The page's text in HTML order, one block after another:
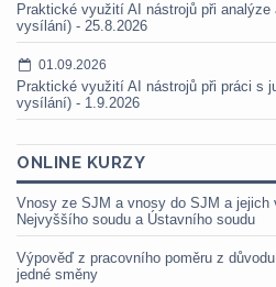
Praktické využití AI nástrojů při
vysílání) - 25.8.2026
01.09.2026
Praktické využití AI nástrojů při práci s
vysílání) - 1.9.2026
ONLINE KURZY
Vnosy ze SJM a vnosy do SJM a jejich
Nejvyššího soudu a Ústavního soudu
Výpověď z pracovního poměru z
jedné směny